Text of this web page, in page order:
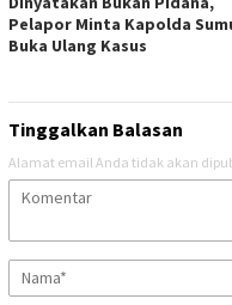
Pelapor Minta Kapolda
Buka Ulang Kasus
Tinggalkan Balasan
Alamat email Anda tidak akan